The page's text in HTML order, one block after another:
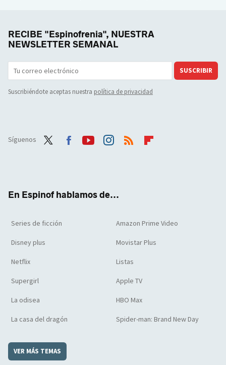
RECIBE "Espinofrenia", NUESTRA
NEWSLETTER SEMANAL
SUSCRIBIR
Suscribiéndote aceptas nuestra política de privacidad
Síguenos
En Espinof hablamos de...
Series de ficción Amazon Prime Video
Disney plus Movistar Plus
Netflix Listas
Supergirl Apple TV
La odisea HBO Max
La casa del dragón Spider-man: Brand New Day
VER MÁS TEMAS